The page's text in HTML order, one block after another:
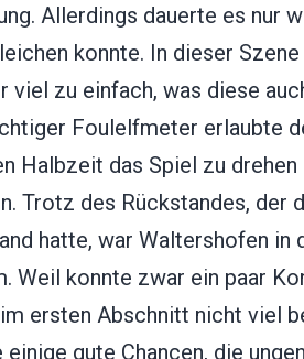
Allerdings dauerte es nur
konnte. In dieser
viel zu einfach, was diese
Foulelfmeter erlaubte
Halbzeit das Spiel zu
Trotz des Rückstandes, der
hatte, war Waltershofen
Weil konnte zwar ein paar
ersten Abschnitt nicht viel
einige gute Chancen, die